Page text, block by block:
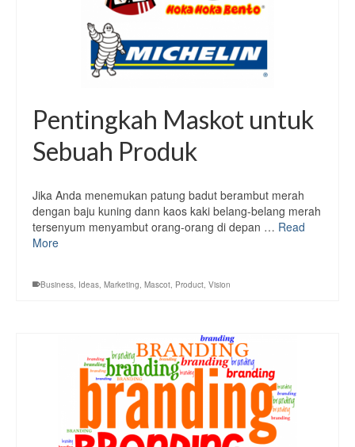
Pentingkah Maskot untuk
Sebuah Produk
Jika Anda menemukan patung badut berambut merah
dengan baju kuning dann kaos kaki belang-belang merah
tersenyum menyambut orang-orang di depan … Read
More
Business, Ideas, Marketing, Mascot, Product, Vision